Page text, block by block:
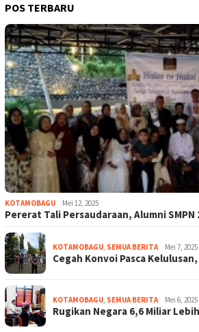
POS TERBARU
KOTAMOBAGU Mei 12, 2025
Pererat Tali Persaudaraan, Alumni
KOTAMOBAGU, SEMUA BERITA Mei 7, 2025
Cegah Konvoi Pasca
KOTAMOBAGU, SEMUA BERITA Mei 6, 2025
Rugikan Negara 6,6 Miliar